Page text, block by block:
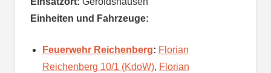
Einheiten und Fahrzeuge:
Feuerwehr Reichenberg: Florian
Reichenberg 10/1 (KdoW), Florian